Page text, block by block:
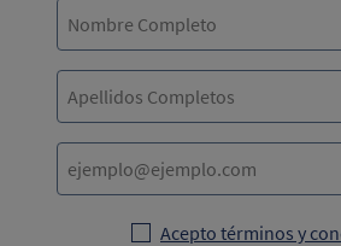
Acepto términos y